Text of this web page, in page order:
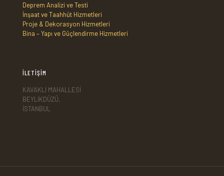
Deprem Analizi ve Testi
İnşaat ve Taahhüt Hizmetleri
Proje & Dekorasyon Hizmetleri
Bina – Yapı ve Güçlendirme Hizmetleri
İLETİŞİM
KAVAKLI MAHALLESİ
BEYLİKDÜZÜ,
İSTANBUL